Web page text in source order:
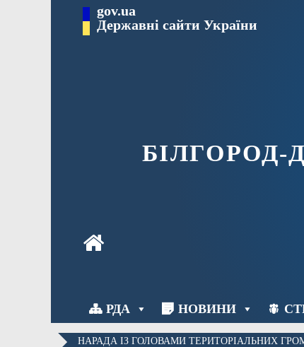
gov.ua
Державні сайти України
РДА НОВИНИ
НАРАДА ІЗ ГОЛОВАМИ ТЕРИТОРІАЛЬНИХ